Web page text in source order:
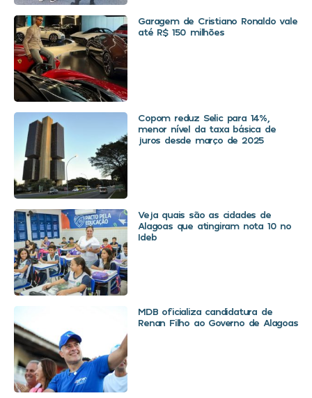
Garagem de Cristiano Ronaldo vale
até R$ 150 milhões
Copom reduz Selic para 14%,
menor nível da taxa básica de
juros desde março de 2025
Veja quais são as cidades de
Alagoas que atingiram nota 10 no
Ideb
MDB oficializa candidatura de
Renan Filho ao Governo de Alagoas